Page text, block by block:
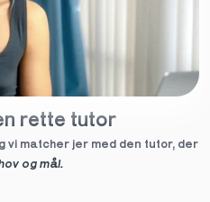
rette tutor
vi matcher jer med den tutor, der
og mål.